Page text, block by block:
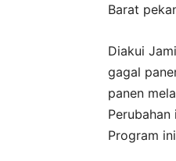
Barat
Diakui
gagal
panen
Program